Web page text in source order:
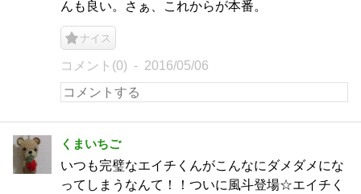
んも良い。さぁ、これからが本番。
ナイス
コメント(0) 2016/05/06
くまいちご
いつも完璧なエイチくんがこんなにダメダメにな
ってしまうなんて！！ついに風斗登場☆エイチく